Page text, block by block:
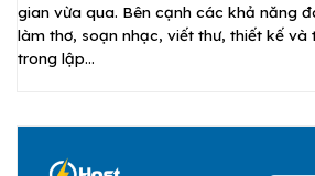
gian vừa qua. Bên cạnh các khả năng
làm thơ, soạn nhạc, viết thư, thiết kế và
trong lập...